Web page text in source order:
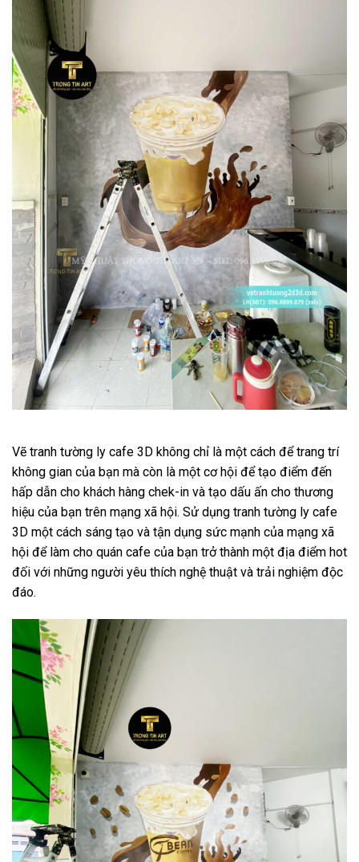
Vẽ tranh tường ly cafe 3D không chỉ là một cách để trang trí
không gian của bạn mà còn là một cơ hội để tạo điểm đến
hấp dẫn cho khách hàng chek-in và tạo dấu ấn cho thương
hiệu của bạn trên mạng xã hội. Sử dụng tranh tường ly cafe
3D một cách sáng tạo và tận dụng sức mạnh của mạng xã
hội để làm cho quán cafe của bạn trở thành một địa điểm hot
đối với những người yêu thích nghệ thuật và trải nghiệm độc
đáo.